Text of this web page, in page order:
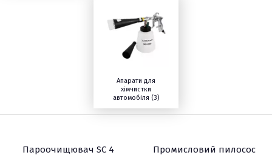
Апарати для
хімчистки
автомобіля (3)
Пароочищювач SC 4
Промисловий пилосос